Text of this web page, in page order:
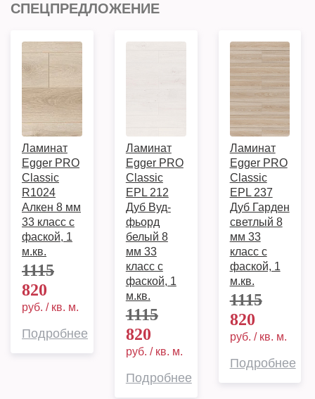
СПЕЦПРЕДЛОЖЕНИЕ
Ламинат
Egger PRO
Classic
R1024
Алкен 8 мм
33 класс c
фаской, 1
м.кв.
1115
820
руб. / кв. м.
Подробнее
Ламинат
Egger PRO
Classic
EPL 212
Дуб Вуд-
фьорд
белый 8
мм 33
класс c
фаской, 1
м.кв.
1115
820
руб. / кв. м.
Подробнее
Ламинат
Egger PRO
Classic
EPL 237
Дуб Гарден
светлый 8
мм 33
класс c
фаской, 1
м.кв.
1115
820
руб. / кв. м.
Подробнее